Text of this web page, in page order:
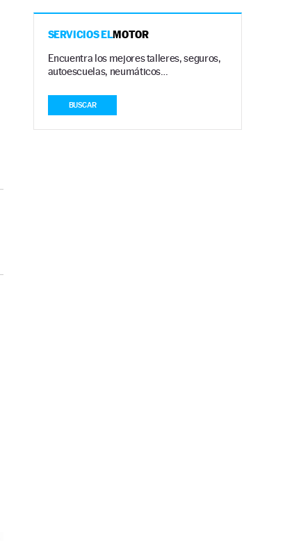
SERVICIOS ELMOTOR
Encuentra los mejores talleres, seguros,
autoescuelas, neumáticos…
BUSCAR